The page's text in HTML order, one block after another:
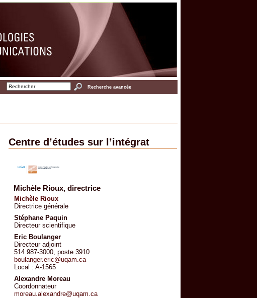
Recherche avancée
Centre d’études sur l’intégrat
Michèle Rioux, directrice
Michèle Rioux
Directrice générale
Stéphane Paquin
Directeur scientifique
Eric Boulanger
Directeur adjoint
514 987-3000, poste 3910
boulanger.eric@uqam.ca
Local : A-1565
Alexandre Moreau
Coordonnateur
moreau.alexandre@uqam.ca